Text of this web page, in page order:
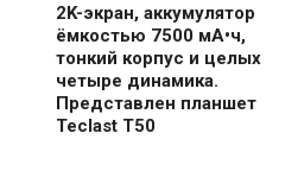
2K-экран, аккумулятор
ёмкостью 7500 мА•ч,
тонкий корпус и целых
четыре динамика.
Представлен планшет
Teclast T50